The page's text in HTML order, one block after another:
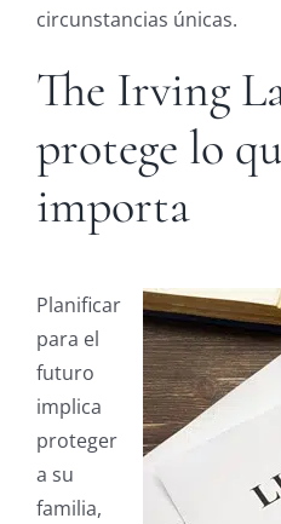
circunstancias únicas.
The Irving
protege lo
importa
Planificar
para el
futuro
implica
proteger
a su
familia,